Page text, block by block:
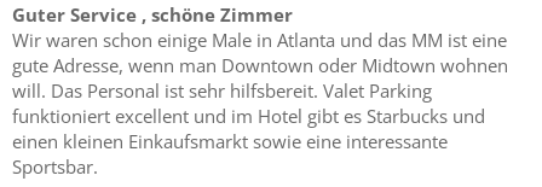
Guter Service , schöne Zimmer
Wir waren schon einige Male in Atlanta und das MM ist eine
gute Adresse, wenn man Downtown oder Midtown wohnen
will. Das Personal ist sehr hilfsbereit. Valet Parking
funktioniert excellent und im Hotel gibt es Starbucks und
einen kleinen Einkaufsmarkt sowie eine interessante
Sportsbar.